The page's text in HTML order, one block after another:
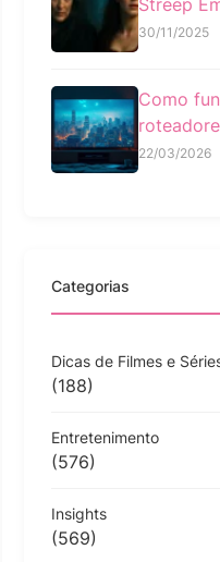
Streep
30/11/2025
Como
22/03/2026
Categorias
Dicas de Filmes e
(188)
Entretenimento
(576)
Insights
(569)